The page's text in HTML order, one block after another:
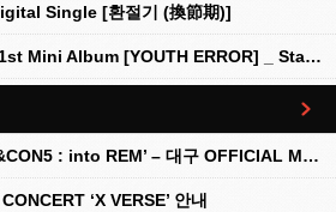
Single [환절기 (換節期)]
FLARE U (플레어 유) 1st Mini Album [YOUTH ERROR] _ Stationery Kit Ver.
2026 N.Flying LIVE ‘&CON5 : into REM’ – 대구 OFFICIAL MD 현장 판매 안내
‘X VERSE’ 안내
더보기